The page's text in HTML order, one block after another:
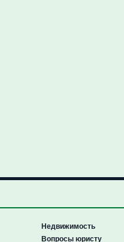
Недвижимость
Вопросы юристу